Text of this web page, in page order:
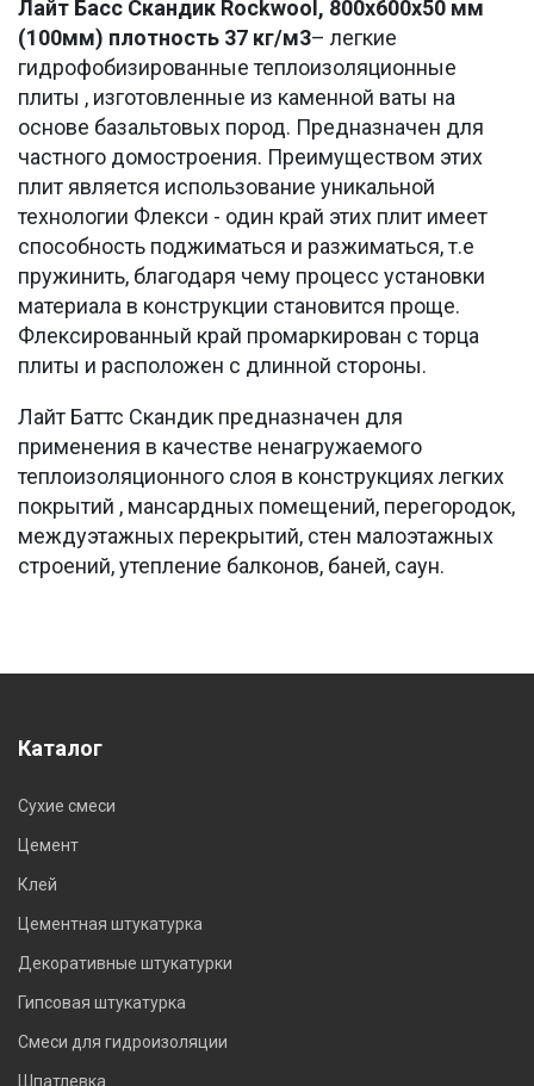
Лайт Басс Скандик Rockwool, 800х600х50 мм
(100мм) плотность 37 кг/м3– легкие
гидрофобизированные теплоизоляционные
плиты , изготовленные из каменной ваты на
основе базальтовых пород. Предназначен для
частного домостроения. Преимуществом этих
плит является использование уникальной
технологии Флекси - один край этих плит имеет
способность поджиматься и разжиматься, т.е
пружинить, благодаря чему процесс установки
материала в конструкции становится проще.
Флексированный край промаркирован с торца
плиты и расположен с длинной стороны.
Лайт Баттс Скандик предназначен для
применения в качестве ненагружаемого
теплоизоляционного слоя в конструкциях легких
покрытий , мансардных помещений, перегородок,
междуэтажных перекрытий, стен малоэтажных
строений, утепление балконов, баней, саун.
Каталог
Сухие смеси
Цемент
Клей
Цементная штукатурка
Декоративные штукатурки
Гипсовая штукатурка
Смеси для гидроизоляции
Шпатлевка